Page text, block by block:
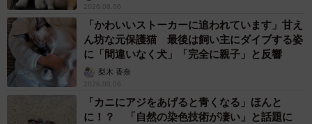
2026.08.06
「かわいいストーカーに追われています」甘え
ん坊な元保護猫 最後は飼い主にダイブする姿
に「間違いなく犬」「完全に親子」と反響
梨木 香奈
2026.08.06
「カニにアジをあげると青くなる」ほんと
に！？ 「自然の染色技術が凄い」と話題に